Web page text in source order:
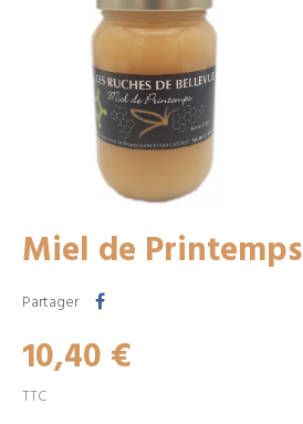
Miel de Printemps
Partager
10,40 €
TTC